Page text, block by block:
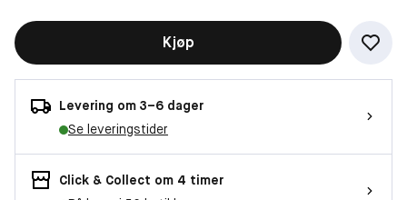
Kjøp
Levering om 3–6 dager
Se leveringstider
Click & Collect om 4 timer